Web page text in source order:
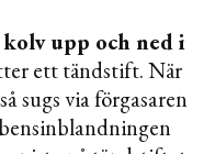
upp och ned i
ett tändstift. När
sugs via förgasaren